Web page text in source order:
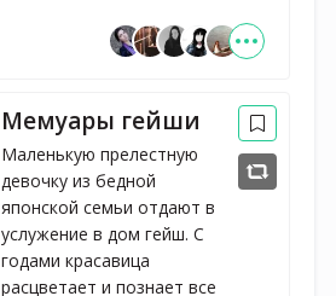
Мемуары гейши
Маленькую прелестную
девочку из бедной
японской семьи отдают в
услужение в дом гейш. С
годами красавица
расцветает и познает все